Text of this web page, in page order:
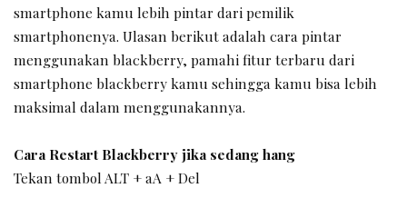
smartphone kamu lebih pintar dari pemilik
smartphonenya. Ulasan berikut adalah cara pintar
menggunakan blackberry, pamahi fitur terbaru dari
smartphone blackberry kamu sehingga kamu bisa lebih
maksimal dalam menggunakannya.
Cara Restart Blackberry jika sedang hang
Tekan tombol ALT + aA + Del